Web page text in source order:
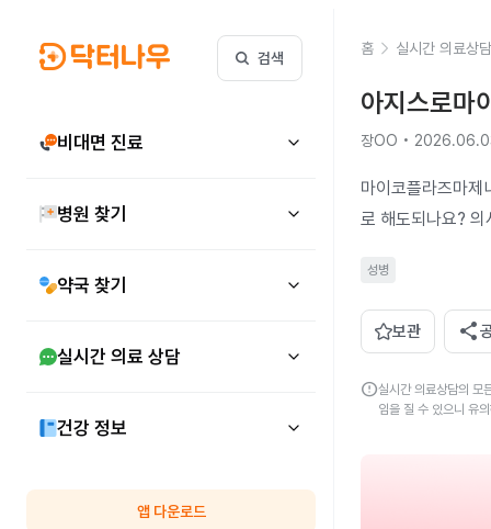
검색
비대면 진료
병원 찾기
약국 찾기
실시간 의료 상담
건강 정보
앱 다운로드
홈 실시간 의료상담
아지스로마
장OO •
마이코플라즈마
로 해도되나요?
성병
보관 share
error실시간 의료상담의 모
임을 질 수 있으니 유